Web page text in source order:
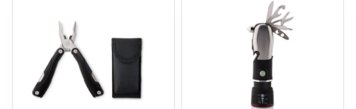
wariantów.
Opcje
można